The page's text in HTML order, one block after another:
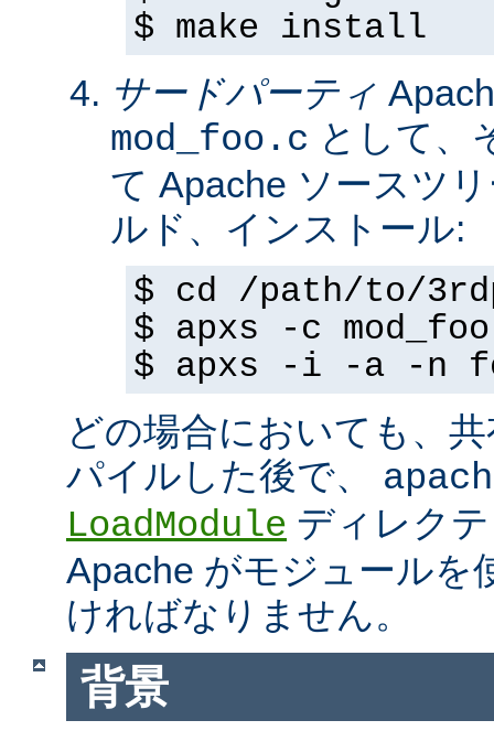
$ make install
サードパーティ
mod_foo.c として、
て Apache ソースツ
ルド、インストール:
$ cd /path/to/
$ apxs -c
$ apxs -i -a -n
どの場合においても、
パイルした後で、
LoadModule ディレク
Apache がモジュールを
ければなりません。
背景